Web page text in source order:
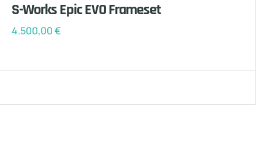
S-Works Epic EVO Frameset
4.500,00€